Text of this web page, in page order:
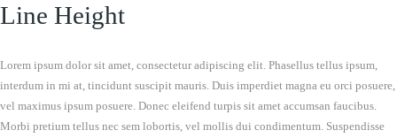
Line Height
Lorem ipsum dolor sit amet, consectetur adipiscing elit. Phasellus tellus ipsum,
interdum in mi at, tincidunt suscipit mauris. Duis imperdiet magna eu orci posuere,
vel maximus ipsum posuere. Donec eleifend turpis sit amet accumsan faucibus.
Morbi pretium tellus nec sem lobortis, vel mollis dui condimentum. Suspendisse